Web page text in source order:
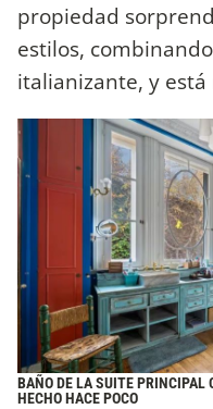
propiedad
estilos,
italianizante, y
BAÑO DE LA SUITE PRINCIPAL
HECHO HACE POCO